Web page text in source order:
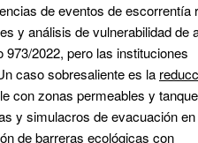
de eventos de escorrentía
y análisis de vulnerabilidad de
2022, pero las instituciones
caso sobresaliente es la
con zonas permeables y
y simulacros de evacuación
de barreras ecológicas con